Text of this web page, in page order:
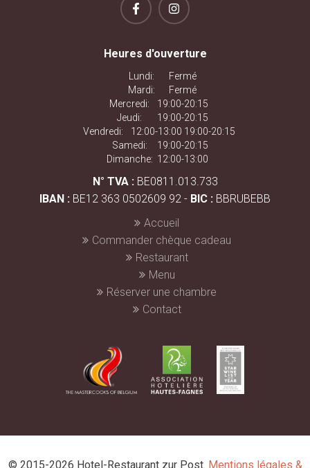
Heures d'ouverture
Lundi:
Fermé
Mardi:
Fermé
Mercredi:
19:00-20:15
Jeudi:
19:00-20:15
Vendredi:
12:00-13:00 19:00-20:15
Samedi:
19:00-20:15
Dimanche: 12:00-13:00
N° TVA : BE0811.013.733
IBAN : BE12 363 0502609 92 - BIC : BBRUBEBB
Accueil
Commander chèque cadeau
Restaurant
Menu
Réserver une chambre
Contact
© 2015-2026 Hotel-Restaurant zur Post. Mentions légales &